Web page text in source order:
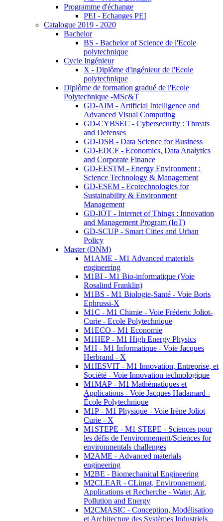
Programme d'échange
PEI - Echanges PEI
Catalogue 2019 - 2020
Bachelor
BS - Bachelor of Science de l'Ecole
polytechnique
Cycle Ingénieur
X - Diplôme d'ingénieur de l'Ecole
polytechnique
Diplôme de formation gradué de l'Ecole
Polytechnique -MSc&T
GD-AIM - Artificial Intelligence and
Advanced Visual Computing
GD-CYBSEC - Cybersecurity : Threats
and Defenses
GD-DSB - Data Science for Business
GD-EDCF - Economics, Data Analytics
and Corporate Finance
GD-EESTM - Energy Environment :
Science Technology & Management
GD-ESEM - Ecotechnologies for
Sustainability & Environment
Management
GD-IOT - Internet of Things : Innovation
and Management Program (IoT)
GD-SCUP - Smart Cities and Urban
Policy
Master (DNM)
M1AME - M1 Advanced materials
engineering
M1BI - M1 Bio-informatique (Voie
Rosalind Franklin)
M1BS - M1 Biologie-Santé - Voie Boris
Ephrussi-X
M1C - M1 Chimie - Voie Fréderic Joliot-
Curie - Ecole Polytechnique
M1ECO - M1 Economie
M1HEP - M1 High Energy Physics
M1I - M1 Informatique - Voie Jacques
Herbrand - X
M1IESVIT - M1 Innovation, Entreprise, et
Société - Voie Innovation technologique
M1MAP - M1 Mathématiques et
Applications - Voie Jacques Hadamard -
École Polytechnique
M1P - M1 Physique - Voie Irène Joliot
Curie - X
M1STEPE - M1 STEPE - Sciences pour
les défis de l'environnement/Sciences for
environmentals challenges
M2AME - Advanced materials
engineering
M2BE - Biomechanical Engineering
M2CLEAR - CLimat, Environnement,
Applications et Recherche - Water, Air,
Pollution and Energy
M2CMASIC - Conception, Modélisation
et Architecture des Systèmes Industriels